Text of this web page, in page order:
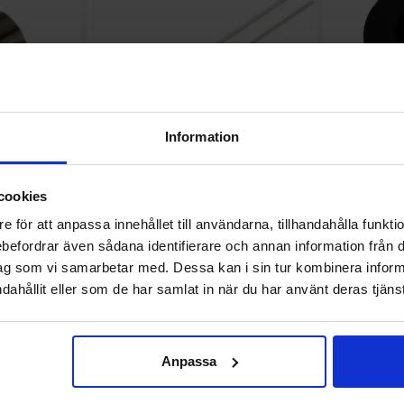
Information
för att anpassa innehållet till användarna, tillhandahålla
även sådana identifierare och annan information från
som vi samarbetar med. Dessa kan i sin tur kombinera
eller som de har samlat in när du har använt deras
Anpassa
32
5.50 SEK
4.65 SEK
4.10 SEK
TLLR4401
Vishay - TLLR4401
Lagervara, 189 st
Från
5.40 SEK
Inklusive 25% moms
Enhet:
st
+
-
Köp
Mängdrabatt
AntalPris /st
1- till
9 st
9 SEK
10 -till99 st
8.10 SEK
100
5.40 SEK
+
-
Mängdrabatt
100 -tillst